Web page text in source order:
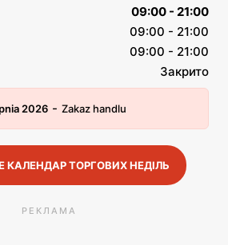
09:00 - 21:00
09:00 - 21:00
09:00 - 21:00
Закрито
2026 - Zakaz handlu
КАЛЕНДАР ТОРГОВИХ НЕДІЛЬ
РЕКЛАМА